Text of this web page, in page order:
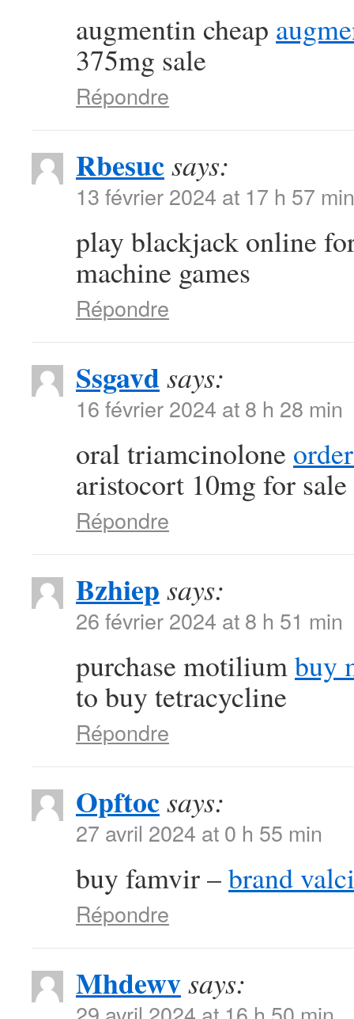
augmentin cheap
375mg sale
Répondre
Rbesucsays:
13 février 2024 at 17 h 57 min
play blackjack online
machine games
Répondre
Ssgavdsays:
16 février 2024 at 8 h 28 min
oral triamcinolone
aristocort 10mg for sale
Répondre
Bzhiep says:
26 février 2024 at 8 h 51 min
purchase motiliumbuy
to buy tetracycline
Répondre
Opftocsays:
27 avril 2024 at 0 h 55 min
buy famvir –brand
Répondre
Mhdewvsays: